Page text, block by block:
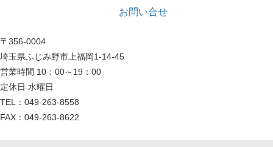
お問い合せ
〒356-0004
埼玉県ふじみ野市上福岡1-14-45
営業時間 10：00～19：00
定休日 水曜日
TEL：049-263-8558
FAX：049-263-8622